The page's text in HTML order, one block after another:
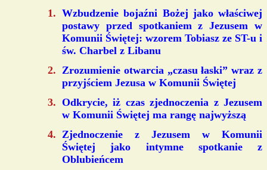
Wzbudzenie bojaźni Bożej jako właściwej
postawy przed spotkaniem z Jezusem w
Komunii Świętej: wzorem Tobiasz ze ST-u i
św. Charbel z Libanu
Zrozumienie otwarcia „czasu łaski” wraz z
przyjściem Jezusa w Komunii Świętej
Odkrycie, iż czas zjednoczenia z Jezusem
w Komunii Świętej ma rangę najwyższą
Zjednoczenie z Jezusem w Komunii
Świętej jako intymne spotkanie z
Oblubieńcem